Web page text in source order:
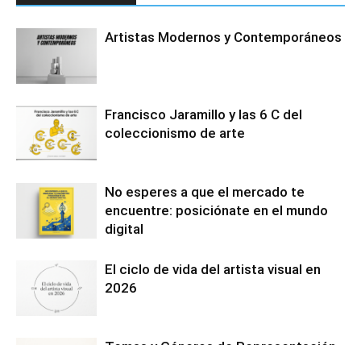
Artistas Modernos y Contemporáneos
Francisco Jaramillo y las 6 C del
coleccionismo de arte
No esperes a que el mercado te
encuentre: posiciónate en el mundo
digital
El ciclo de vida del artista visual en
2026